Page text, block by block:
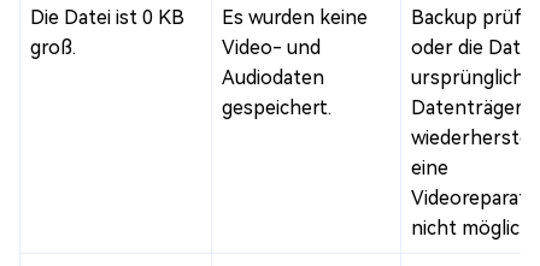
Die Datei ist 0 KB
groß.
Es wurden keine
Video- und
Audiodaten
gespeichert.
Backup
oder die Datei
Datenträger
eine
nicht möglich.